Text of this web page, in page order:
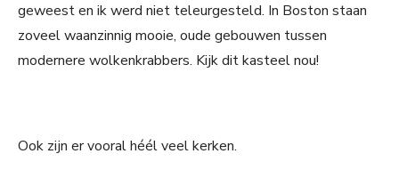
geweest en ik werd niet teleurgesteld. In Boston staan
zoveel waanzinnig mooie, oude gebouwen tussen
modernere wolkenkrabbers. Kijk dit kasteel nou!
Ook zijn er vooral héél veel kerken.